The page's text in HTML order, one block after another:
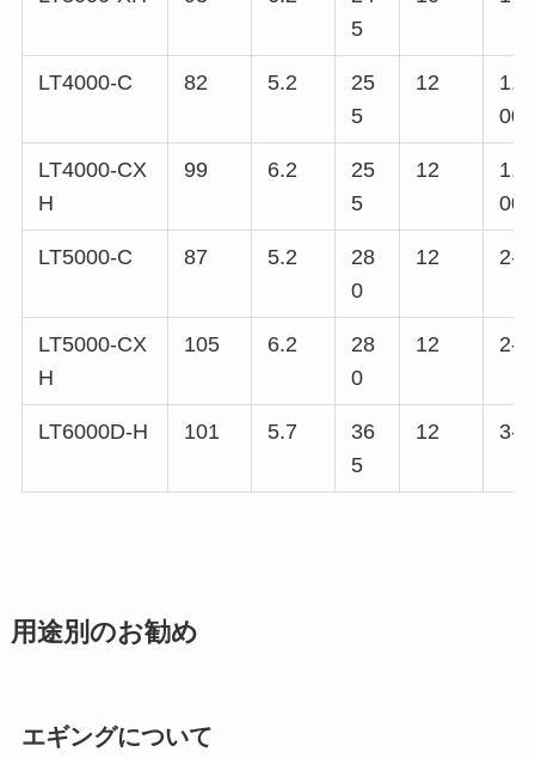
5
LT4000-C 82 5.2
25
5
12
00
LT4000-CX
H
99 6.2
25
5
12
00
LT5000-C 87 5.2
28
0
12 2-
LT5000-CX
H
105 6.2
28
0
12 2-
LT6000D-H 101 5.7
36
5
12 3-
用途別のお勧め
エギングについて